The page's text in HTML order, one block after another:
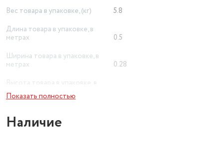
Вес товара в упаковке, (кг)
5.8
Длина товара в упаковке, в
метрах
0.5
Ширина товара в упаковке, в
метрах
0.28
Высота товара в упаковке, в
метрах
литрах
Показать полностью
Наличие